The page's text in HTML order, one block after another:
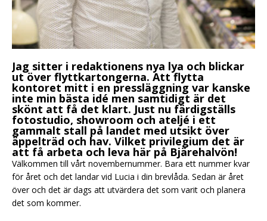
Jag sitter i redaktionens nya lya och blickar
ut över flyttkartongerna. Att flytta
kontoret mitt i en pressläggning var kanske
inte min bästa idé men samtidigt är det
skönt att få det klart. Just nu färdigställs
fotostudio, showroom och ateljé i ett
gammalt stall på landet med utsikt över
äppelträd och hav. Vilket privilegium det är
att få arbeta och leva här på Bjärehalvön!
Välkommen till vårt novembernummer. Bara ett nummer kvar
för året och det landar vid Lucia i din brevlåda. Sedan är året
över och det är dags att utvärdera det som varit och planera
det som kommer.